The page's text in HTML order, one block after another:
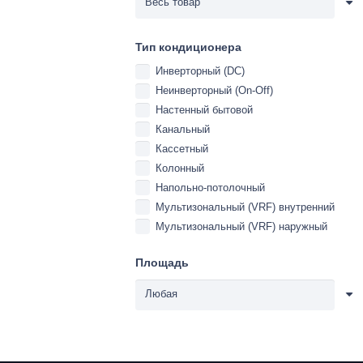
Тип кондиционера
Инверторный (DC)
Неинверторный (On-Off)
Настенный бытовой
Канальный
Кассетный
Колонный
Напольно-потолочный
Мультизональный (VRF) внутренний
Мультизональный (VRF) наружный
Площадь